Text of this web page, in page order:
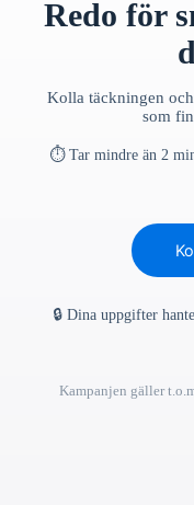
Redo för
Kolla täckningen
som
⏱ Tar mindre än 2
🔒 Dina uppgifter
Kampanjen gäller